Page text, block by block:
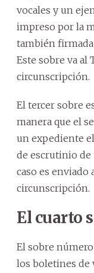
vocales y un
impreso por la
también
Este sobre va al
circunscripción.
El tercer sobre
manera que el
un expediente
de escrutinio de
caso es enviado
circunscripción.
El cuarto
El sobre
los boletines de